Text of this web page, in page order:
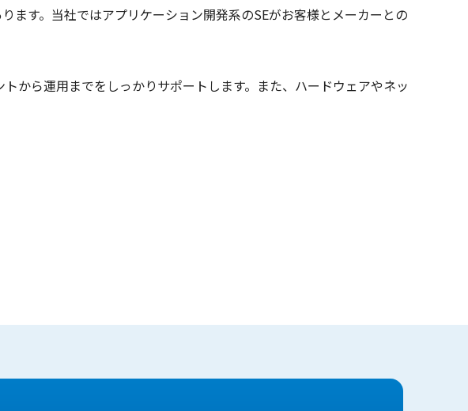
ます。当社ではアプリケーション開発系のSEがお客様とメーカーとの
から運用までをしっかりサポートします。また、ハードウェアやネッ